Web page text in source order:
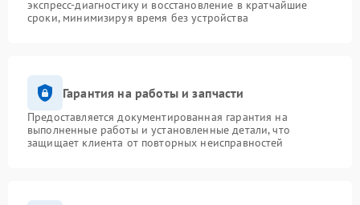
экспресс-диагностику и восстановление в кратчайшие
сроки, минимизируя время без устройства
Гарантия на работы и запчасти
Предоставляется документированная гарантия на
выполненные работы и установленные детали, что
защищает клиента от повторных неисправностей